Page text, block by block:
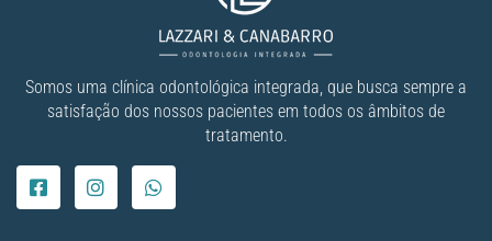
Somos uma clínica odontológica integrada, que busca sempre a
satisfação dos nossos pacientes em todos os âmbitos de
tratamento.